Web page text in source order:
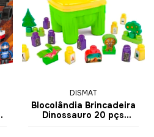
DISMAT
Blocolândia Brincadeira
Dinossauro 20 pçs